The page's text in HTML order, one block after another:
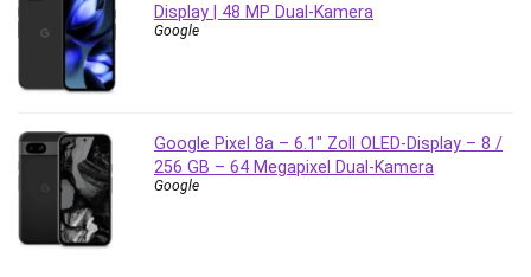
Display | 48 MP Dual-Kamera
Google
Google Pixel 8a – 6.1″ Zoll OLED-Display – 8 /
256 GB – 64 Megapixel Dual-Kamera
Google